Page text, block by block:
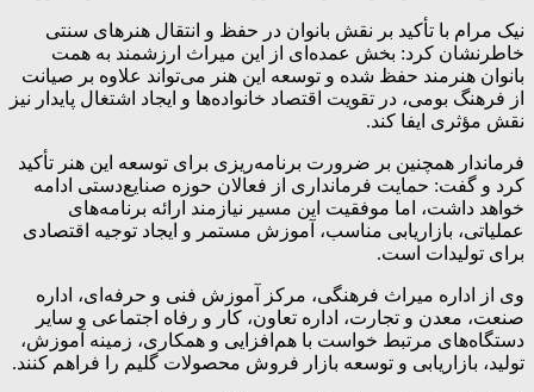
نیک مرام با تأکید بر نقش بانوان در حفظ و انتقال هنرهای سنتی
خاطرنشان کرد: بخش عمده‌ای از این میراث ارزشمند به همت
بانوان هنرمند حفظ شده و توسعه این هنر می‌تواند علاوه بر صیانت
از فرهنگ بومی، در تقویت اقتصاد خانواده‌ها و ایجاد اشتغال پایدار نیز
نقش مؤثری ایفا کند.
فرماندار همچنین بر ضرورت برنامه‌ریزی برای توسعه این هنر تأکید
کرد و گفت: حمایت فرمانداری از فعالان حوزه صنایع‌دستی ادامه
خواهد داشت، اما موفقیت این مسیر نیازمند ارائه برنامه‌های
عملیاتی، بازاریابی مناسب، آموزش مستمر و ایجاد توجیه اقتصادی
برای تولیدات است.
وی از اداره میراث فرهنگی، مرکز آموزش فنی و حرفه‌ای، اداره
صنعت، معدن و تجارت، اداره تعاون، کار و رفاه اجتماعی و سایر
دستگاه‌های مرتبط خواست با هم‌افزایی و همکاری، زمینه آموزش،
تولید، بازاریابی و توسعه بازار فروش محصولات گلیم را فراهم کنند.